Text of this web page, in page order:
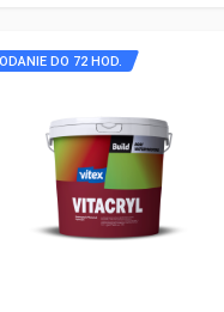
DO 72 HOD.